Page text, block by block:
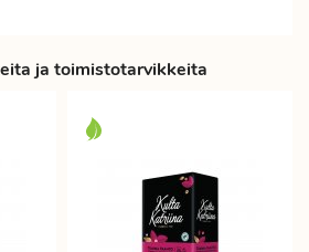
ja toimistotarvikkeita